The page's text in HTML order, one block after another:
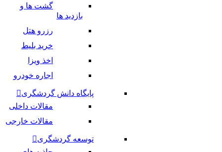
گشت ها و
بازدید ها
رزرو هتل
خرید بلیط
اخذ ویزا
اجاره خودرو
پایگاه دانش گردشگری
مقالات داخلی
مقالات خارجی
توسعه گردشگری